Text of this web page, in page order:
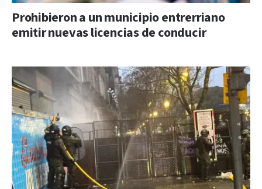
Prohibieron a un municipio entrerriano
emitir nuevas licencias de conducir